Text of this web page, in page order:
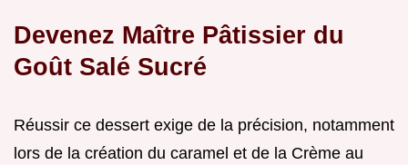
Devenez Maître Pâtissier du
Goût Salé Sucré
Réussir ce dessert exige de la précision, notamment
lors de la création du caramel et de la Crème au